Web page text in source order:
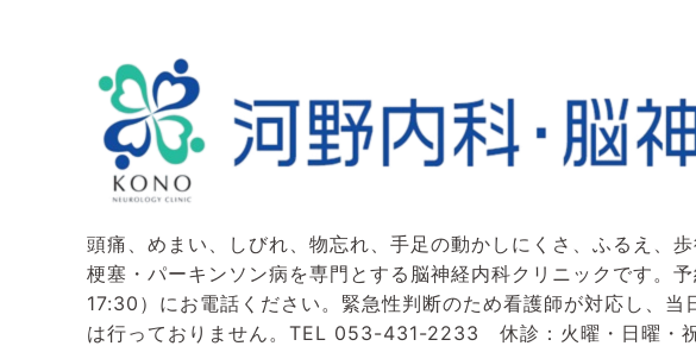
頭痛、めまい、しびれ、物忘れ、手足の動かしにくさ、ふるえ、
梗塞・パーキンソン病を専門とする脳神経内科クリニックです。
17:30）にお電話ください。緊急性判断のため看護師が対応し、
は行っておりません。TEL 053-431-2233 休診：火曜・日曜・